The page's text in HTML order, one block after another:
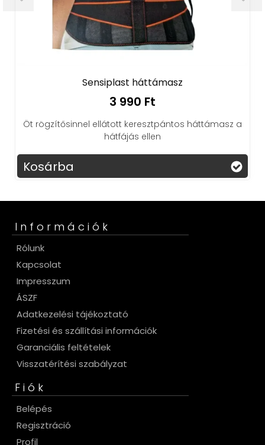
Sensiplast háttámasz
3 990 Ft
Öt rögzítősinnel ellátott keresztpántos háttámasz a
hátfájás ellen
Kosárba
Információk
Rólunk
Kapcsolat
Impresszum
ÁSZF
Adatkezelési tájékoztató
Fizetési és szállítási információk
Garanciális feltételek
Visszatérítési szabályzat
Fiók
Belépés
Regisztráció
Profil